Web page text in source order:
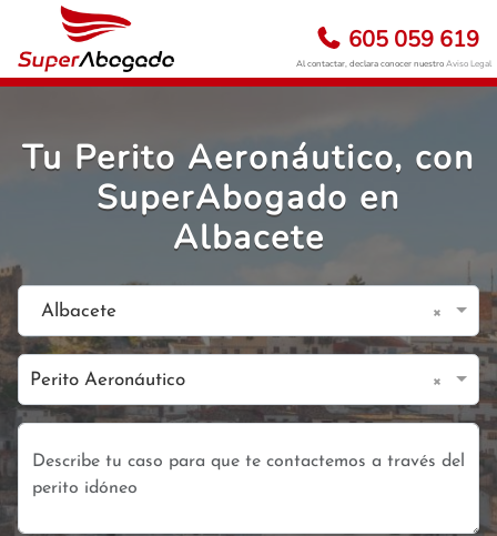
605 059 619
Al contactar, declara conocer nuestroAviso Legal
Tu Perito Aeronáutico, con
SuperAbogado en
Albacete
Albacete ×
Perito Aeronáutico ×